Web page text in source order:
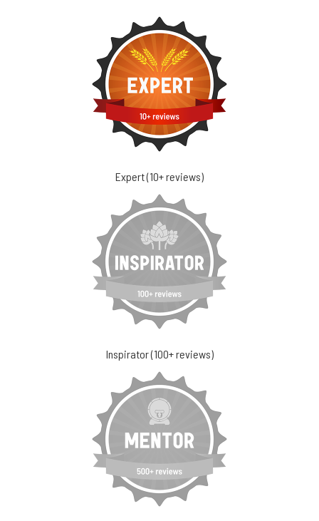
Expert (10+ reviews)
Inspirator (100+ reviews)